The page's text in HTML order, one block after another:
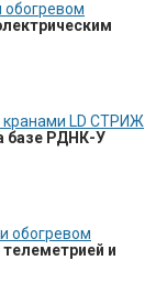
базе РДНК-У
и